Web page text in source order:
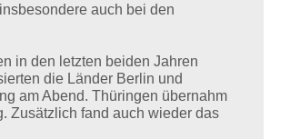
auch bei den
in den letzten beiden Jahren
die Länder Berlin und
am Abend. Thüringen übernahm
Zusätzlich fand auch wieder das